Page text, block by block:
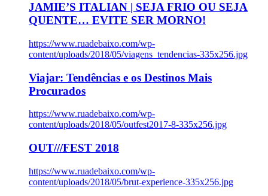
JAMIE’S ITALIAN | SEJA FRIO OU SEJA
QUENTE… EVITE SER MORNO!
https://www.ruadebaixo.com/wp-
content/uploads/2018/05/viagens_tendencias-335x256.jpg
Viajar: Tendências e os Destinos Mais
Procurados
https://www.ruadebaixo.com/wp-
content/uploads/2018/05/outfest2017-8-335x256.jpg
OUT///FEST 2018
https://www.ruadebaixo.com/wp-
content/uploads/2018/05/brut-experience-335x256.jpg